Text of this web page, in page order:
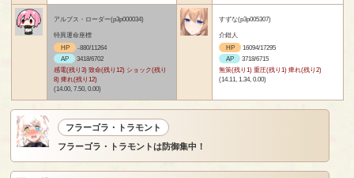
アルプス・ローダー(p3p000034)
特異運命座標
HP
-880/11264
AP
3418/6702
感電(残り3) 致命(残り12) ショック(残り
8) 痺れ(残り12)
(14.00, 7.50, 0.00)
すずな(p3p005307)
介錯人
HP
16094/17295
AP
3718/6715
無策(残り1) 重圧(残り1) 痺れ(残り2)
(14.11, 1.34, 0.00)
フラーゴラ・トラモント
フラーゴラ・トラモントは防御集中！